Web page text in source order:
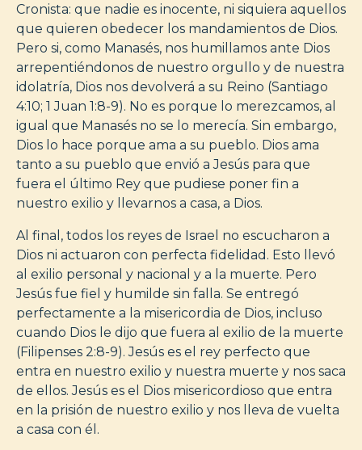
Cronista: que nadie es inocente, ni siquiera aquellos
que quieren obedecer los mandamientos de Dios.
Pero si, como Manasés, nos humillamos ante Dios
arrepentiéndonos de nuestro orgullo y de nuestra
idolatría, Dios nos devolverá a su Reino (Santiago
4:10; 1 Juan 1:8-9). No es porque lo merezcamos, al
igual que Manasés no se lo merecía. Sin embargo,
Dios lo hace porque ama a su pueblo. Dios ama
tanto a su pueblo que envió a Jesús para que
fuera el último Rey que pudiese poner fin a
nuestro exilio y llevarnos a casa, a Dios.
Al final, todos los reyes de Israel no escucharon a
Dios ni actuaron con perfecta fidelidad. Esto llevó
al exilio personal y nacional y a la muerte. Pero
Jesús fue fiel y humilde sin falla. Se entregó
perfectamente a la misericordia de Dios, incluso
cuando Dios le dijo que fuera al exilio de la muerte
(Filipenses 2:8-9). Jesús es el rey perfecto que
entra en nuestro exilio y nuestra muerte y nos saca
de ellos. Jesús es el Dios misericordioso que entra
en la prisión de nuestro exilio y nos lleva de vuelta
a casa con él.